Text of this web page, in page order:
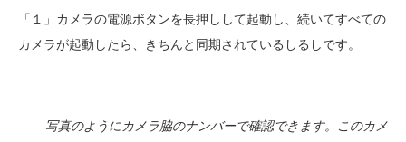
「１」カメラの電源ボタンを長押しして起動し、続いてすべての
カメラが起動したら、きちんと同期されているしるしです。
写真のようにカメラ脇のナンバーで確認できます。このカメ